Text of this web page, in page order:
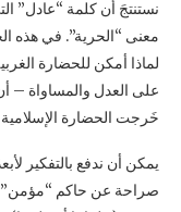
نستنتجَ أن كلمة “عادل”
معنى “الحرية”. في هذه
لماذا أمكن للحضارة
على العدل والمساواة – أن
خَرجت الحضارة الإسلامية
يمكن أن ندفع بالتفكير
صراحة عن حاكم “مؤمن” و